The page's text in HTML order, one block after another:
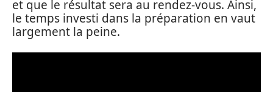
et que le résultat sera au rendez-vous. Ainsi,
le temps investi dans la préparation en vaut
largement la peine.